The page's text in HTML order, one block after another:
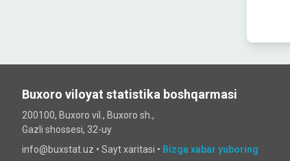
Buxoro viloyat statistika boshqarmasi
200100, Buxoro vil., Buxoro sh.,
Gazli shossesi, 32-uy
info@buxstat.uz • Sayt xaritasi • Bizga xabar yuboring